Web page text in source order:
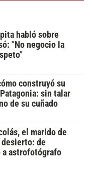
habló sobre
"No negocio la
construyó su
sin talar
de su cuñado
el marido de
desierto: de
a astrofotógrafo